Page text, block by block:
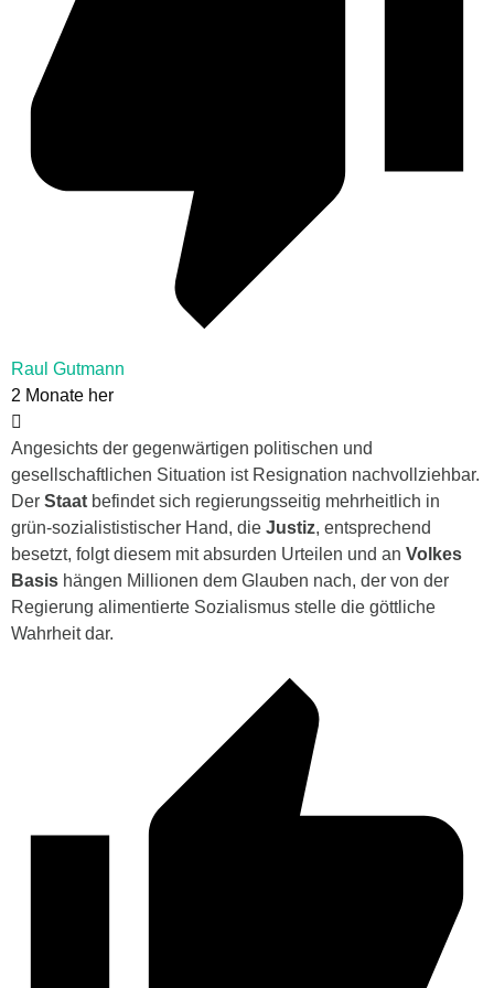
Raul Gutmann
2 Monate her
Angesichts der gegenwärtigen politischen und
gesellschaftlichen Situation ist Resignation nachvollziehbar.
Der Staat befindet sich regierungsseitig mehrheitlich in
grün-sozialististischer Hand, die Justiz, entsprechend
besetzt, folgt diesem mit absurden Urteilen und an Volkes
Basis hängen Millionen dem Glauben nach, der von der
Regierung alimentierte Sozialismus stelle die göttliche
Wahrheit dar.